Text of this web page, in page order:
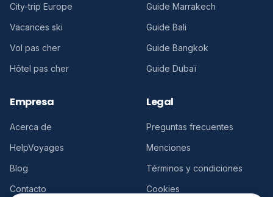
City-trip Europe
Vacances ski
Vol pas cher
Hôtel pas cher
Guide Marrakech
Guide Bali
Guide Bangkok
Guide Dubaï
Empresa
Acerca de
HelpVoyages
Blog
Contacto
Legal
Preguntas frecuentes
Menciones
Términos y condiciones
Cookies